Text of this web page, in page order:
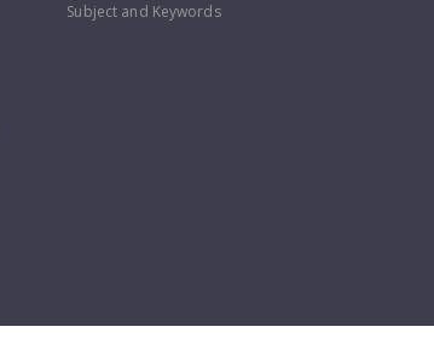
Subject and Keywords